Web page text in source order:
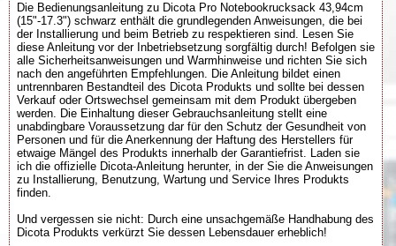
Die Bedienungsanleitung zu Dicota Pro Notebookrucksack 43,94cm
(15"-17.3") schwarz enthält die grundlegenden Anweisungen, die bei
der Installierung und beim Betrieb zu respektieren sind. Lesen Sie
diese Anleitung vor der Inbetriebsetzung sorgfältig durch! Befolgen sie
alle Sicherheitsanweisungen und Warmhinweise und richten Sie sich
nach den angeführten Empfehlungen. Die Anleitung bildet einen
untrennbaren Bestandteil des Dicota Produkts und sollte bei dessen
Verkauf oder Ortswechsel gemeinsam mit dem Produkt übergeben
werden. Die Einhaltung dieser Gebrauchsanleitung stellt eine
unabdingbare Voraussetzung dar für den Schutz der Gesundheit von
Personen und für die Anerkennung der Haftung des Herstellers für
etwaige Mängel des Produkts innerhalb der Garantiefrist. Laden sie
ich die offizielle Dicota-Anleitung herunter, in der Sie die Anweisungen
zu Installierung, Benutzung, Wartung und Service Ihres Produkts
finden.
Und vergessen sie nicht: Durch eine unsachgemäße Handhabung des
Dicota Produkts verkürzt Sie dessen Lebensdauer erheblich!